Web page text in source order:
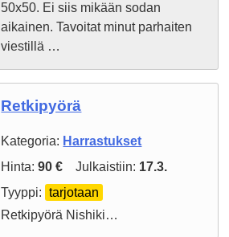
50x50. Ei siis mikään sodan
aikainen. Tavoitat minut parhaiten
viestillä …
Retkipyörä
Kategoria: Harrastukset
Hinta:90 € Julkaistiin: 17.3.
Tyyppi:
tarjotaan
Retkipyörä Nishiki…